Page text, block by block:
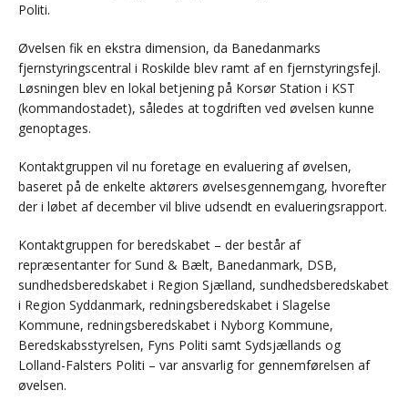
Politi.
Øvelsen fik en ekstra dimension, da Banedanmarks
fjernstyringscentral i Roskilde blev ramt af en fjernstyringsfejl.
Løsningen blev en lokal betjening på Korsør Station i KST
(kommandostadet), således at togdriften ved øvelsen kunne
genoptages.
Kontaktgruppen vil nu foretage en evaluering af øvelsen,
baseret på de enkelte aktørers øvelsesgennemgang, hvorefter
der i løbet af december vil blive udsendt en evalueringsrapport.
Kontaktgruppen for beredskabet – der består af
repræsentanter for Sund & Bælt, Banedanmark, DSB,
sundhedsberedskabet i Region Sjælland, sundhedsberedskabet
i Region Syddanmark, redningsberedskabet i Slagelse
Kommune, redningsberedskabet i Nyborg Kommune,
Beredskabsstyrelsen, Fyns Politi samt Sydsjællands og
Lolland-Falsters Politi – var ansvarlig for gennemførelsen af
øvelsen.